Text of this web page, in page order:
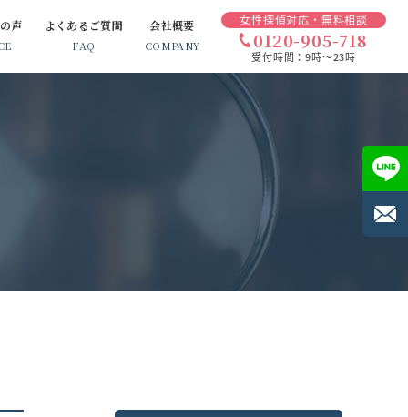
声 よくあるご質問
FAQ
会社概要
COMPANY
女性探偵対応・無料相談
0120-905-718
受付時間：9時～23時